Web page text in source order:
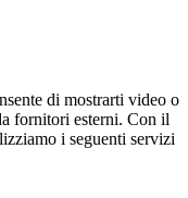
di mostrarti video o
fornitori esterni. Con il
i seguenti servizi